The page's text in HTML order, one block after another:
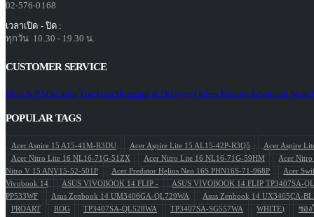
02-576-0168
เวลาเปิด - ปิด :
ทุกวัน 10.30 - 19.30 น.
CUSTOMER SERVICE
Help & FAQsOrder TrackingShipping & DeliveryOrders HistoryAdvanced
POPULAR TAGS
Acer Aspire 15 A15-41M-R3DU Acer Aspire Lite 15 AL15-42P-R3Q5 Acer Aspire
Acer Nitro Lite 16 NL16-71G-51ZX
Acer Nitro Lite 16 NL16-71G-59HM Acer
Nitro V 15 ANV15-52-501P
Acer Predator Helios Neo 16S PHN16S-71-968P Acer
Vivobook 14
ASUS VIVOBOOK 14 FLIP - ASUS VIVOBOOK 14 FLIP TP3407SA-
PP533WF
Asus Zenbook 14 UM3406GA-QL729WA Asus Zenbook 14 UX3405CA-
PROART
ROG TP3407SA-QL528WA TP3407SA-SG557WA WHITE) ซอง